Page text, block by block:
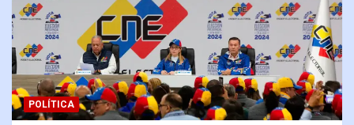
POLÍTICA